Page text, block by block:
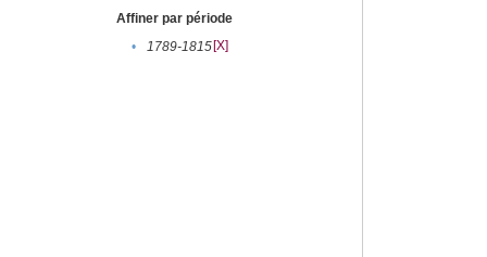
Affiner par période
•
1789-1815[X]